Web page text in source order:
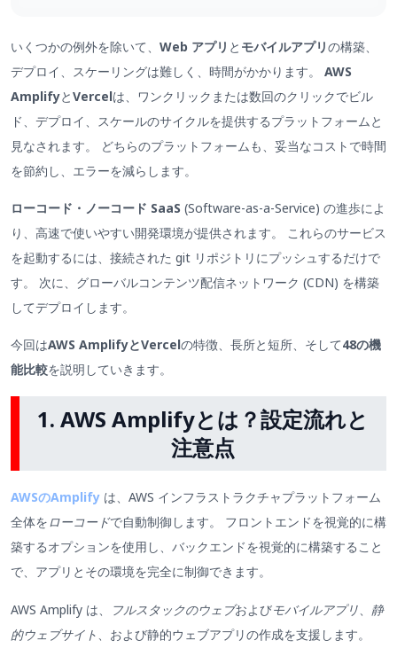
いくつかの例外を除いて、 Web アプリ と モバイルアプリの構築、
デプロイ、スケーリングは難しく、時間がかかります。 AWS
AmplifyとVercelは、ワンクリックまたは数回のクリックでビル
ド、デプロイ、スケールのサイクルを提供するプラットフォームと
見なされます。 どちらのプラットフォームも、妥当なコストで時間
を節約し、エラーを減らします。
ローコード・ノーコード SaaS (Software-as-a-Service) の進歩によ
り、高速で使いやすい開発環境が提供されます。 これらのサービス
を起動するには、接続された git リポジトリにプッシュするだけで
す。 次に、グローバルコンテンツ配信ネットワーク (CDN) を構築
してデプロイします。
今回はAWS AmplifyとVercelの特徴、長所と短所、そして48の機
能比較を説明していきます。
1. AWS Amplifyとは？設定流れと
注意点
AWSのAmplify は、AWS インフラストラクチャプラットフォーム
全体をローコードで自動制御します。 フロントエンドを視覚的に構
築するオプションを使用し、バックエンドを視覚的に構築すること
で、アプリとその環境を完全に制御できます。
AWS Amplify は、 フルスタックのウェブおよびモバイルアプリ
静
的ウェブサイト
、および静的ウェブアプリの作成を支援します。